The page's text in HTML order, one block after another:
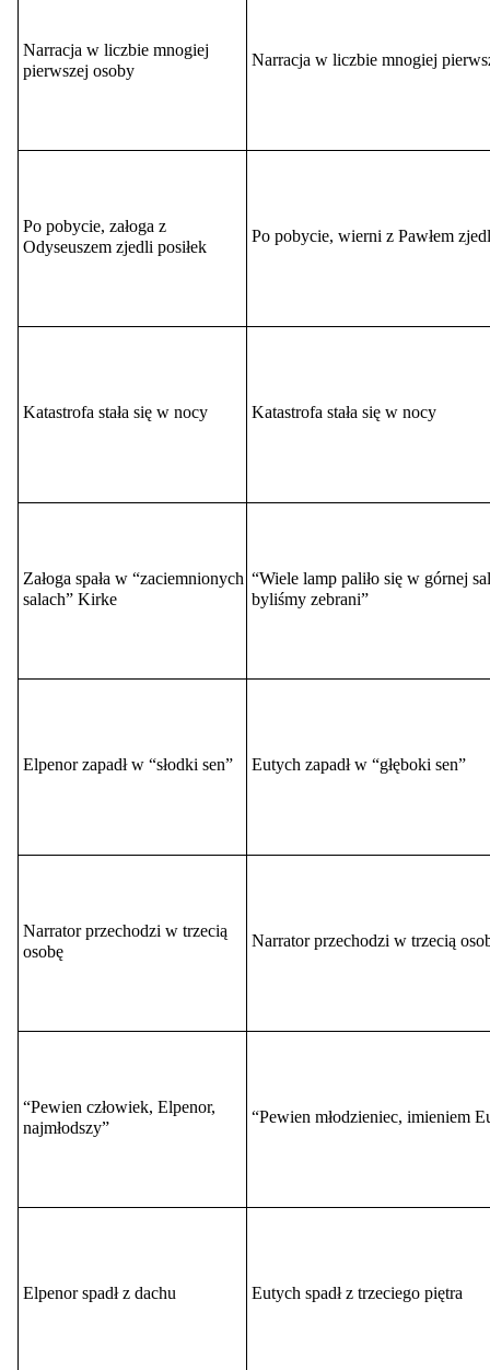
Narracja w liczbie mnogiej
pierwszej osoby
Narracja w liczbie mnogiej
Po pobycie, załoga z
Odyseuszem zjedli posiłek
Po pobycie, wierni z Pawłem
Katastrofa stała się w nocy Katastrofa stała się w nocy
Załoga spała w “zaciemnionych
salach” Kirke
“Wiele lamp paliło się w górnej
byliśmy zebrani”
Elpenor zapadł w “słodki sen” Eutych zapadł w “głęboki sen”
Narrator przechodzi w trzecią
osobę
Narrator przechodzi w trzecią
“Pewien człowiek, Elpenor,
najmłodszy”
“Pewien młodzieniec, imieniem
Elpenor spadł z dachu Eutych spadł z trzeciego piętra